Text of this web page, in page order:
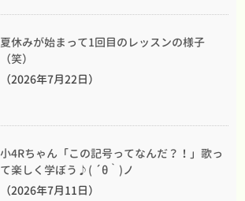
夏休みが始まって1回目のレッスンの様子
（笑）
（2026年7月22日）
小4Rちゃん「この記号ってなんだ？！」歌っ
て楽しく学ぼう♪( ´θ｀)ノ
（2026年7月11日）